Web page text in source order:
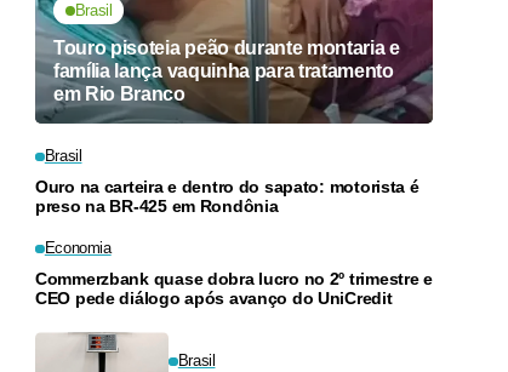
Brasil
Touro pisoteia peão durante montaria e
família lança vaquinha para tratamento
em Rio Branco
Brasil
Ouro na carteira e dentro do sapato: motorista é
preso na BR-425 em Rondônia
Economia
Commerzbank quase dobra lucro no 2º trimestre e
CEO pede diálogo após avanço do UniCredit
Brasil